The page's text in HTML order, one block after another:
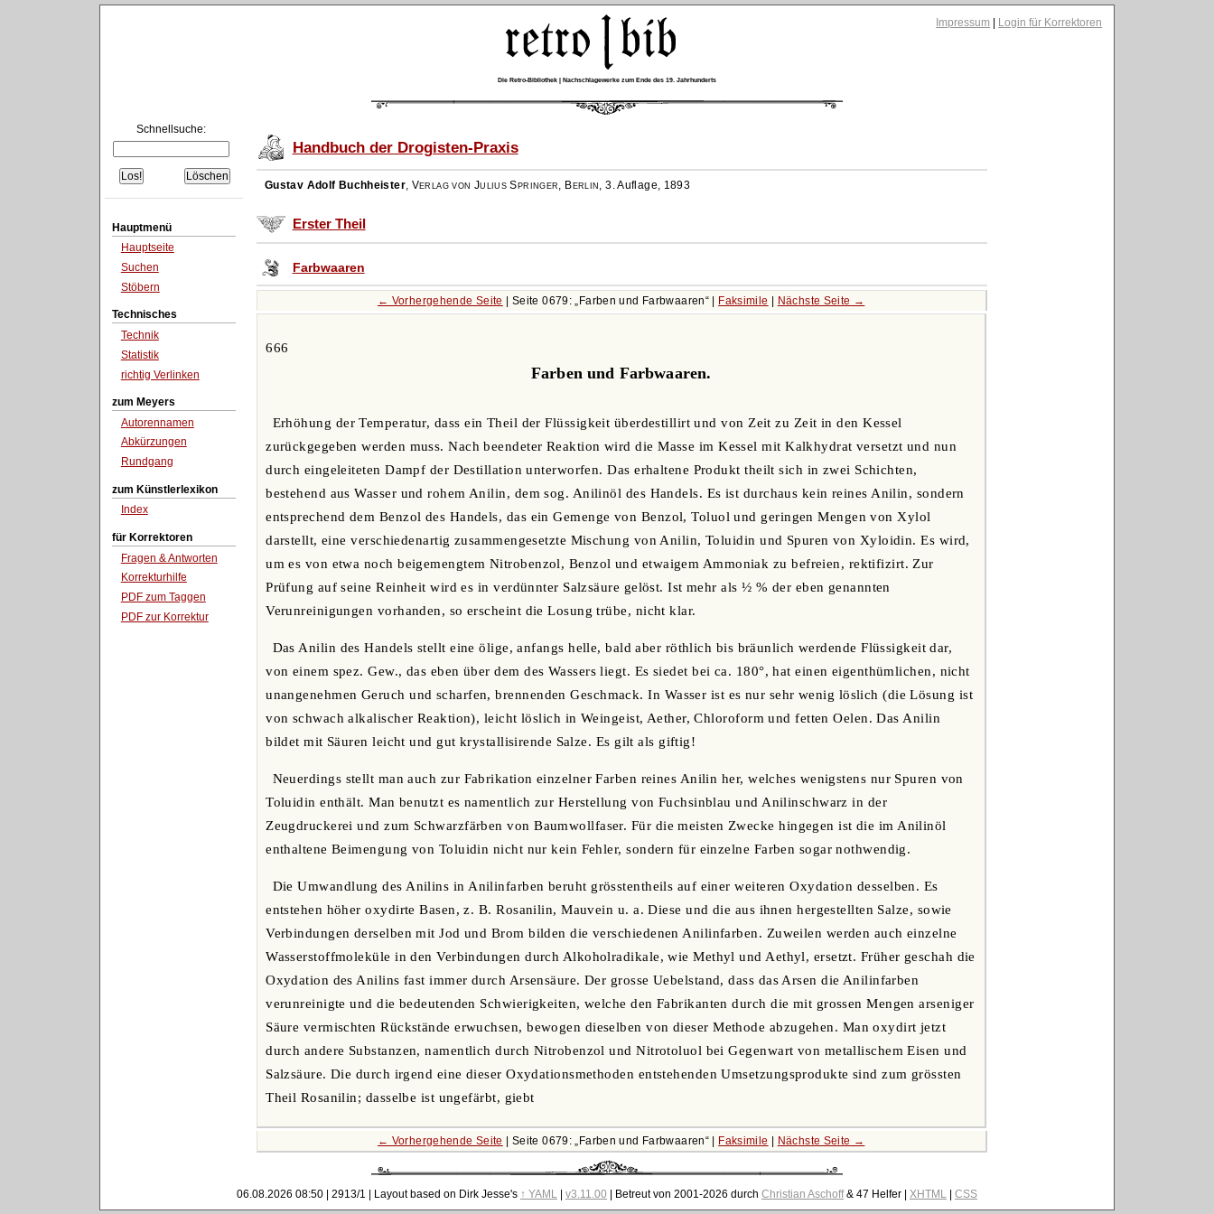
Impressum Login für Korrektoren
Die Retro-Bibliothek | Nachschlagewerke zum Ende des 19. Jahrhunderts
Schnellsuche:
Hauptmenü
Hauptseite
Suchen
Stöbern
Technisches
Technik
Statistik
richtig Verlinken
zum Meyers
Autorennamen
Abkürzungen
Rundgang
zum Künstlerlexikon
Index
für Korrektoren
Fragen & Antworten
Korrekturhilfe
PDF zum Taggen
PDF zur Korrektur
Handbuch der Drogisten-Praxis
Gustav Adolf Buchheister, Verlag von Julius Springer, Berlin,3. Auflage, 1893
Erster Theil
Farbwaaren
← Vorhergehende Seite | Seite 0679: Farben und Farbwaaren | Faksimile | Nächste Seite →
666
Farben und Farbwaaren.
Erhöhung der Temperatur, dass ein Theil der Flüssigkeit überdestillirt und von Zeit zu Zeit in den Kessel
zurückgegeben werden muss. Nach beendeter Reaktion wird die Masse im Kessel mit Kalkhydrat versetzt und nun
durch eingeleiteten Dampf der Destillation unterworfen. Das erhaltene Produkt theilt sich in zwei Schichten,
bestehend aus Wasser und rohem Anilin, dem sog. Anilinöl des Handels. Es ist durchaus kein reines Anilin, sondern
entsprechend dem Benzol des Handels, das ein Gemenge von Benzol, Toluol und geringen Mengen von Xylol
darstellt, eine verschiedenartig zusammengesetzte Mischung von Anilin, Toluidin und Spuren von Xyloidin. Es wird,
um es von etwa noch beigemengtem Nitrobenzol, Benzol und etwaigem Ammoniak zu befreien, rektifizirt. Zur
Prüfung auf seine Reinheit wird es in verdünnter Salzsäure gelöst. Ist mehr als ½ % der eben genannten
Verunreinigungen vorhanden, so erscheint die Losung trübe, nicht klar.
Das Anilin des Handels stellt eine ölige, anfangs helle, bald aber röthlich bis bräunlich werdende Flüssigkeit dar,
von einem spez. Gew., das eben über dem des Wassers liegt. Es siedet bei ca. 180°, hat einen eigenthümlichen, nicht
unangenehmen Geruch und scharfen, brennenden Geschmack. In Wasser ist es nur sehr wenig löslich (die Lösung ist
von schwach alkalischer Reaktion), leicht löslich in Weingeist, Aether, Chloroform und fetten Oelen. Das Anilin
bildet mit Säuren leicht und gut krystallisirende Salze. Es gilt als giftig!
Neuerdings stellt man auch zur Fabrikation einzelner Farben reines Anilin her, welches wenigstens nur Spuren von
Toluidin enthält. Man benutzt es namentlich zur Herstellung von Fuchsinblau und Anilinschwarz in der
Zeugdruckerei und zum Schwarzfärben von Baumwollfaser. Für die meisten Zwecke hingegen ist die im Anilinöl
enthaltene Beimengung von Toluidin nicht nur kein Fehler, sondern für einzelne Farben sogar nothwendig.
Die Umwandlung des Anilins in Anilinfarben beruht grösstentheils auf einer weiteren Oxydation desselben. Es
entstehen höher oxydirte Basen, z. B. Rosanilin, Mauvein u. a. Diese und die aus ihnen hergestellten Salze, sowie
Verbindungen derselben mit Jod und Brom bilden die verschiedenen Anilinfarben. Zuweilen werden auch einzelne
Wasserstoffmoleküle in den Verbindungen durch Alkoholradikale, wie Methyl und Aethyl, ersetzt. Früher geschah die
Oxydation des Anilins fast immer durch Arsensäure. Der grosse Uebelstand, dass das Arsen die Anilinfarben
verunreinigte und die bedeutenden Schwierigkeiten, welche den Fabrikanten durch die mit grossen Mengen arseniger
Säure vermischten Rückstände erwuchsen, bewogen dieselben von dieser Methode abzugehen. Man oxydirt jetzt
durch andere Substanzen, namentlich durch Nitrobenzol und Nitrotoluol bei Gegenwart von metallischem Eisen und
Salzsäure. Die durch irgend eine dieser Oxydationsmethoden entstehenden Umsetzungsprodukte sind zum grössten
Theil Rosanilin; dasselbe ist ungefärbt, giebt
← Vorhergehende Seite | Seite 0679: Farben und Farbwaaren Faksimile Nächste Seite →
06.08.2026 08:50 | 2913/1 | Layout based on Dirk Jesse's ↑ YAML| v3.11.00 | Betreut von 2001-2026 durch Christian Aschoff& 47 Helfer | XHTML| CSS